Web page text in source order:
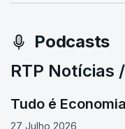
Podcasts
RTP Notícias
Tudo é Economia
27 Julho 2026